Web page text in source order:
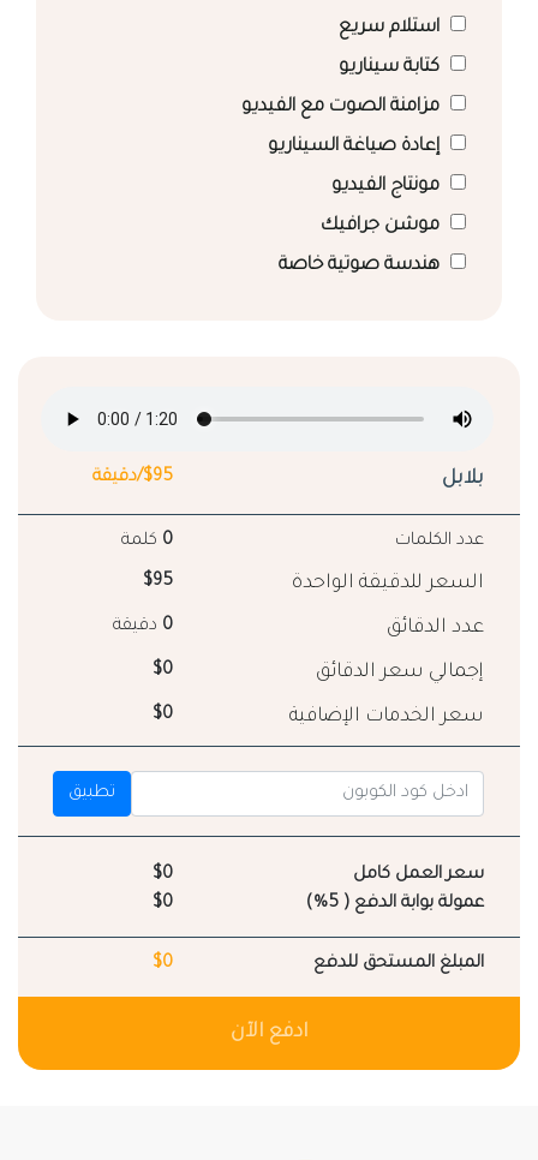
استلام سريع
كتابة سيناريو
مزامنة الصوت مع الفيديو
إعادة صياغة السيناريو
مونتاج الفيديو
موشن جرافيك
هندسة صوتية خاصة
بلابل $95/دقيقة
عدد الكلمات 0 كلمة
السعر للدقيقة الواحدة $95
عدد الدقائق 0 دقيقة
إجمالي سعر الدقائق $0
سعر الخدمات الإضافية $0
تطبيق
سعر العمل كامل
$0
عمولة بوابة الدفع ( 5%)
$0
المبلغ المستحق للدفع $0
ادفع الآن